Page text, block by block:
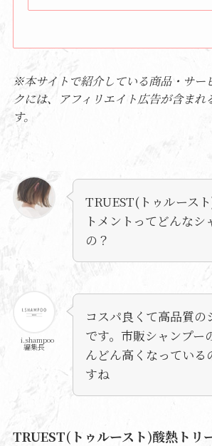
※本サイトで紹介している商品・サー
クには、アフィリエイト広告が含まれ
す。
TRUEST(トゥルース
トメントってどんなシ
の？
i.shampoo
編集長
コスパ良くて高品質の
です。市販シャンプー
んどん高くなっている
すね
TRUEST(トゥルースト)酸熱トリ